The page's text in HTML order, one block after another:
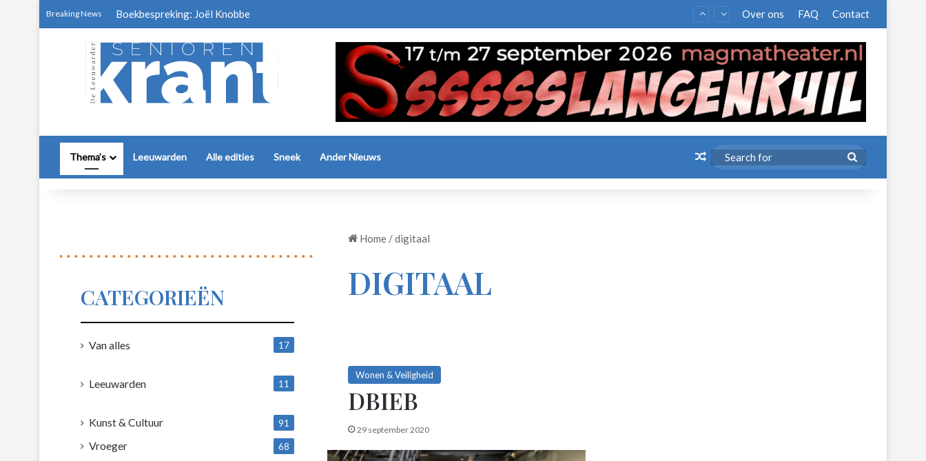
Breaking News Boekbespreking: Joël Knobbe Over ons FAQ Contact
Thema’s Leeuwarden Alle edities Sneek Ander Nieuws Random Article
for
Home /digitaal
DIGITAAL
Wonen & Veiligheid
DBIEB
29 september 2020
CATEGORIEËN
Van alles
17
Leeuwarden
11
Kunst & Cultuur 91
Vroeger 68